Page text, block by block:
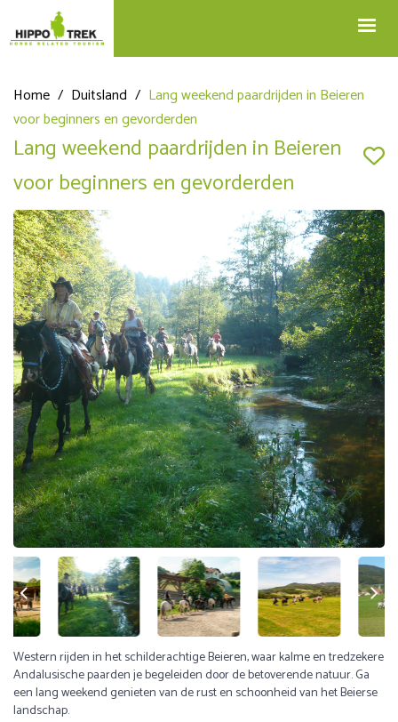
Home / Duitsland / Lang weekend paardrijden in Beieren
voor beginners en gevorderden
Lang weekend paardrijden in Beieren
voor beginners en gevorderden
Western rijden in het schilderachtige Beieren, waar kalme en tredzekere
Andalusische paarden je begeleiden door de betoverende natuur. Ga
een lang weekend genieten van de rust en schoonheid van het Beierse
landschap.